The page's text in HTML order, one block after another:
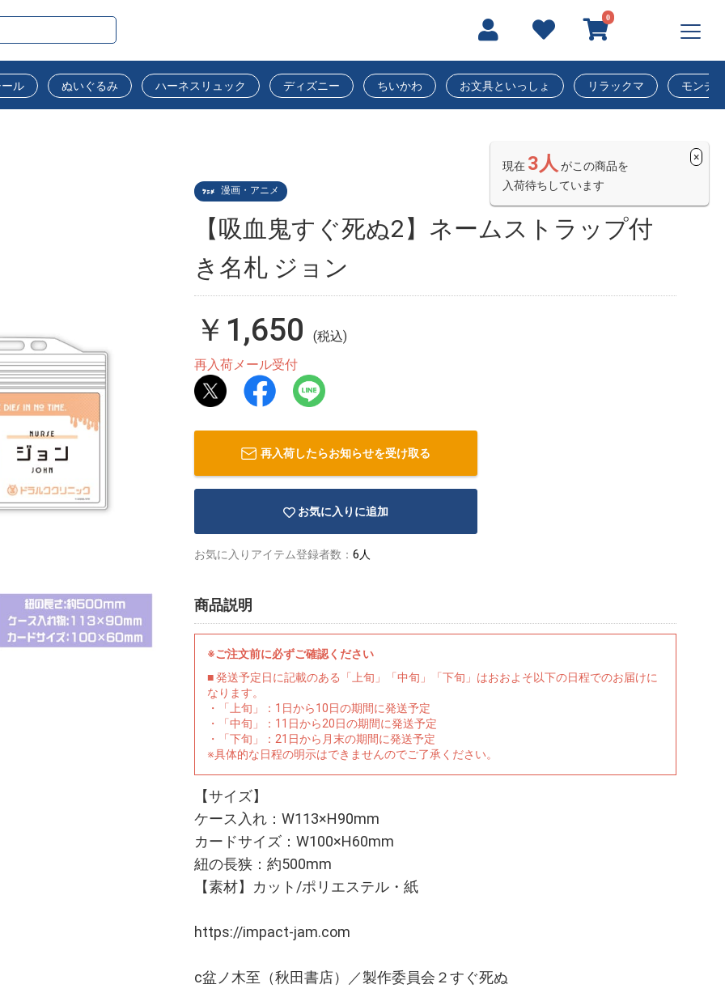
0
ル ぬいぐるみ ハーネスリュック ディズニー ちいかわ お文具といっしょ リラックマ モンチ
現在 3人 がこの商品を
入荷待ちしています
×
漫画・アニメ
【吸血鬼すぐ死ぬ2】ネームストラップ付
き名札 ジョン
￥1,650
(税込)
再入荷メール受付
再入荷したらお知らせを受け取る
お気に入りに追加
お気に入りアイテム登録者数： 6人
商品説明
※ご注文前に必ずご確認ください
■ 発送予定日に記載のある「上旬」「中旬」「下旬」はおおよそ以下の日程でのお届けに
なります。
・「上旬」：1日から10日の期間に発送予定
・「中旬」：11日から20日の期間に発送予定
・「下旬」：21日から月末の期間に発送予定
※具体的な日程の明示はできませんのでご了承ください。
【サイズ】
ケース入れ：W113×H90mm
カードサイズ：W100×H60mm
紐の長狭：約500mm
【素材】カット/ポリエステル・紙
https://impact-jam.com
c盆ノ木至（秋田書店）／製作委員会２すぐ死ぬ